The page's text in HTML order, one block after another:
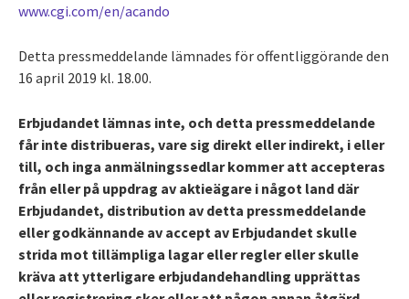
www.cgi.com/en/acando
Detta pressmeddelande lämnades för offentliggörande den
16 april 2019 kl. 18.00.
Erbjudandet lämnas inte, och detta pressmeddelande
får inte distribueras, vare sig direkt eller indirekt, i eller
till, och inga anmälningssedlar kommer att accepteras
från eller på uppdrag av aktieägare i något land där
Erbjudandet, distribution av detta pressmeddelande
eller godkännande av accept av Erbjudandet skulle
strida mot tillämpliga lagar eller regler eller skulle
kräva att ytterligare erbjudandehandling upprättas